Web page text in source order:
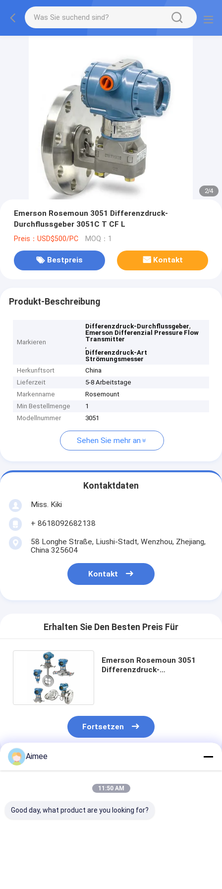
2/4
Emerson Rosemoun 3051 Differenzdruck-
Durchflussgeber 3051C T CF L
Preis：USD$500/PC MOQ：1
Bestpreis Kontakt
Produkt-Beschreibung
Markieren
Differenzdruck-Durchflussgeber,
Emerson Differenzial Pressure Flow
Transmitter
,
Differenzdruck-Art
Strömungsmesser
Herkunftsort
China
Lieferzeit
5-8 Arbeitstage
Markenname
Rosemount
Min Bestellmenge
1
Modellnummer
3051
Sehen Sie mehr an
Kontaktdaten
Miss. Kiki
+ 8618092682138
58 Longhe Straße, Liushi-Stadt, Wenzhou, Zhejiang,
China 325604
Kontakt
Erhalten Sie Den Besten Preis Für
Emerson Rosemoun 3051
Differenzdruck-
Fortsetzen
Empfohlene Produkte
Aimee
11:50 AM
Good day, what product are you looking for?